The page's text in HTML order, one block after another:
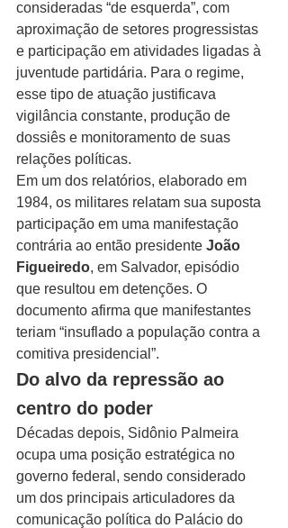
consideradas “de esquerda”, com
aproximação de setores progressistas
e participação em atividades ligadas à
juventude partidária. Para o regime,
esse tipo de atuação justificava
vigilância constante, produção de
dossiês e monitoramento de suas
relações políticas.
Em um dos relatórios, elaborado em
1984, os militares relatam sua suposta
participação em uma manifestação
contrária ao então presidente João
Figueiredo, em Salvador, episódio
que resultou em detenções. O
documento afirma que manifestantes
teriam “insuflado a população contra a
comitiva presidencial”.
Do alvo da repressão ao
centro do poder
Décadas depois, Sidônio Palmeira
ocupa uma posição estratégica no
governo federal, sendo considerado
um dos principais articuladores da
comunicação política do Palácio do